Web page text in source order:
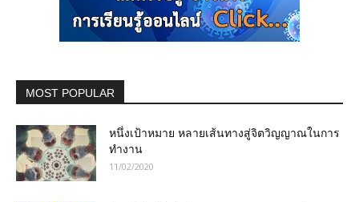
MOST POPULAR
หนึ่งเป้าหมาย หลายเส้นทางสู่จิตวิญญาณในการ
ทำงาน
11/02/2020